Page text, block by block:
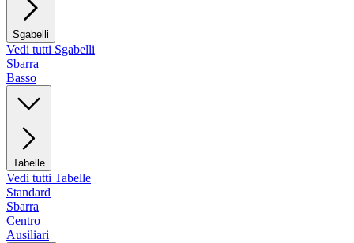
Sgabelli
Vedi tutti Sgabelli
Sbarra
Basso
Tabelle
Vedi tutti Tabelle
Standard
Sbarra
Centro
Ausiliari